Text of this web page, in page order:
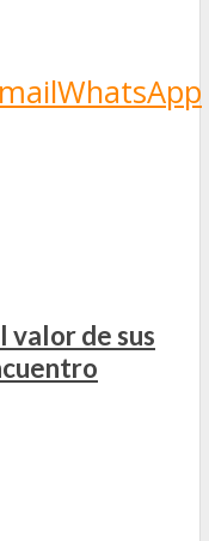
WhatsApp
valor de sus